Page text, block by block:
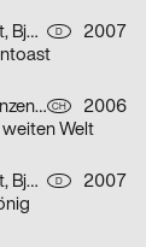
René Gebhardt, Björn Kernspeckt, Sebastian Locke D
2007
Selina Lang, Vinzenz Blaas CH
2006
Welt
René Gebhardt, Björn Kernspeckt, Sebastian Locke D
2007